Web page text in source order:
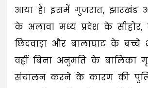
आया है। इसमें गुजरात, झारखंड
के अलावा मध्य प्रदेश के सीहोर,
छिंदवाड़ा और बालाघाट के बच्चे
वहीं बिना अनुमति के बालिका
संचालन करने के कारण की